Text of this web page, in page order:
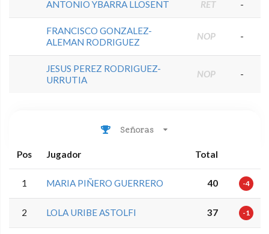
ANTONIO YBARRA LLOSENT RET -
FRANCISCO GONZALEZ-
ALEMAN RODRIGUEZ
NOP -
JESUS PEREZ RODRIGUEZ-
URRUTIA
NOP -
Señoras
Pos Jugador Total
1 MARIA PIÑERO GUERRERO 40 -4
2 LOLA URIBE ASTOLFI 37 -1